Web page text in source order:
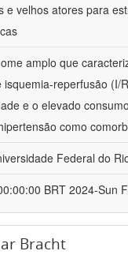
e velhos atores para
amplo que
reperfusão
e o elevado
como
Federal do
BRT 2024-Sun
Bracht